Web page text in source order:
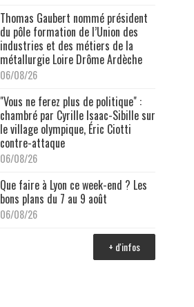
Thomas Gaubert nommé président
du pôle formation de l’Union des
industries et des métiers de la
métallurgie Loire Drôme Ardèche
06/08/26
"Vous ne ferez plus de politique" :
chambré par Cyrille Isaac-Sibille sur
le village olympique, Éric Ciotti
contre-attaque
06/08/26
Que faire à Lyon ce week-end ? Les
bons plans du 7 au 9 août
06/08/26
+ d'infos